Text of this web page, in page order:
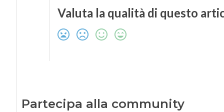
Valuta la qualità di questo
Partecipa alla community